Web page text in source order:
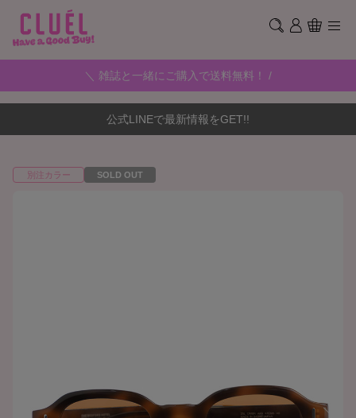
＼ 雑誌と一緒にご購入で送料無料！ /
公式LINEで最新情報をGET!!
別注カラー SOLD OUT